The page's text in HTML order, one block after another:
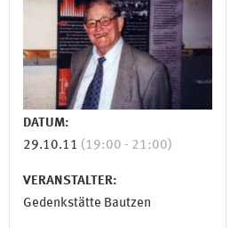
DATUM:
29.10.11 (19:00 - 21:00)
VERANSTALTER:
Gedenkstätte Bautzen